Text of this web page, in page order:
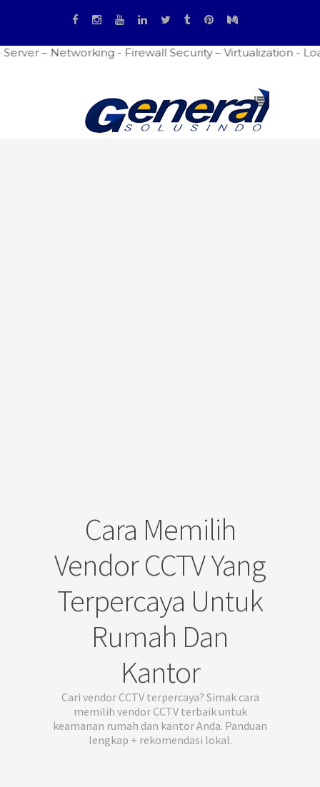
- Firewall Security – Virtualization - Load
Cara Memilih
Vendor CCTV Yang
Terpercaya Untuk
Rumah Dan
Kantor
Cari vendor CCTV terpercaya? Simak cara
memilih vendor CCTV terbaik untuk
keamanan rumah dan kantor Anda. Panduan
lengkap + rekomendasi lokal.